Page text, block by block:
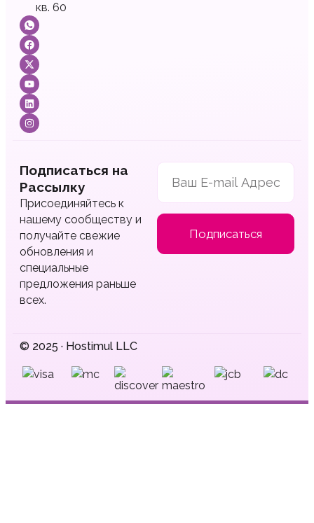
кв. 60
Подписаться на
Рассылку
Присоединяйтесь к
нашему сообществу и
получайте свежие
обновления и
специальные
предложения раньше
всех.
Подписаться
© 2025 · Hostimul LLC